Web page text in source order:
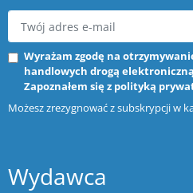
Wyrażam zgodę na
handlowych drogą
Zapoznałem się z polityką
Możesz zrezygnować z subskrypcji w
Wydawca